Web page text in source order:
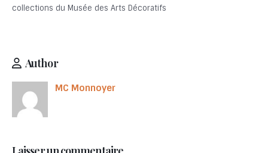
collections du Musée des Arts Décoratifs
Author
MC Monnoyer